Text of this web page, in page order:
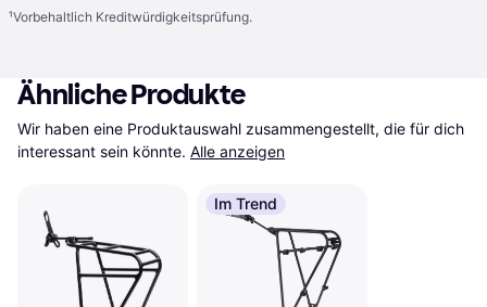
¹Vorbehaltlich Kreditwürdigkeitsprüfung.
Ähnliche Produkte
Wir haben eine Produktauswahl zusammengestellt, die für dich
interessant sein könnte. Alle anzeigen
Im Trend